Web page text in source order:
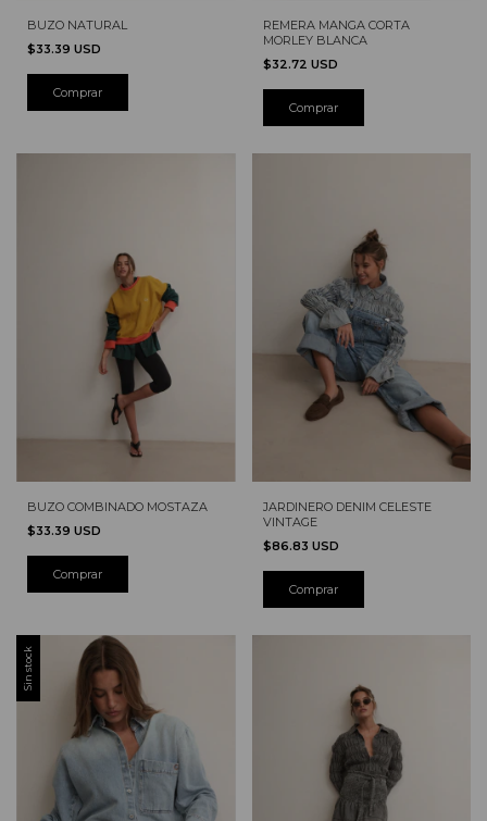
BUZO NATURAL
$33.39 USD
REMERA MANGA CORTA
MORLEY BLANCA
$32.72 USD
Comprar
BUZO COMBINADO MOSTAZA
$33.39 USD
JARDINERO DENIM CELESTE
VINTAGE
$86.83 USD
Comprar
Sin stock